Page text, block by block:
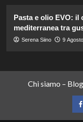
Pasta e olio EVO: il
mediterranea tra
Serena Siino 9
Chi siamo –